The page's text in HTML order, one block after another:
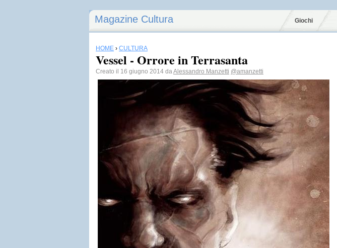
Magazine Cultura Giochi
HOME › CULTURA
Vessel - Orrore in Terrasanta
Creato il 16 giugno 2014 daAlessandro Manzetti @amanzetti